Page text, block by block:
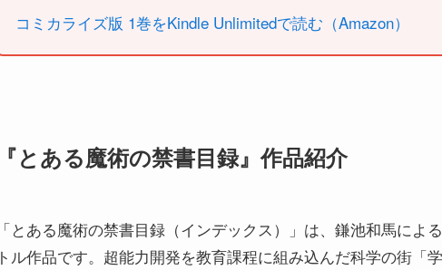
コミカライズ版 1巻をKindle Unlimitedで読む（Amazon）
『とある魔術の禁書目録』作品紹介
「とある魔術の禁書目録（インデックス）」は、鎌池和馬に
トル作品です。超能力開発を教育課程に組み込んだ科学の街「